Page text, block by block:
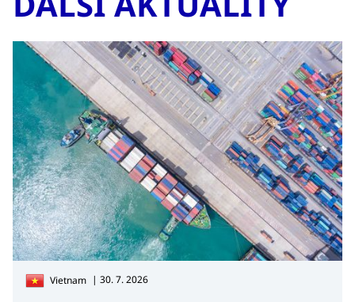
Vietnam | 30. 7. 2026